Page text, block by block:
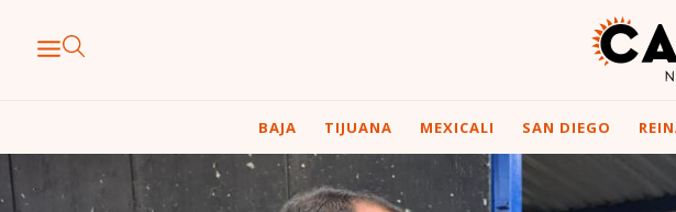
BAJA TIJUANA MEXICALI SAN DIEGO